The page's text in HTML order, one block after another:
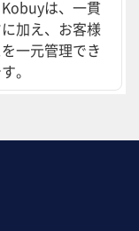
は、一貫
加え、お客様
一元管理でき
。